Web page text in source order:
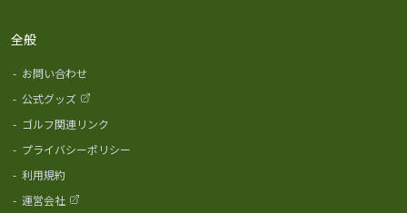
全般
- お問い合わせ
- 公式グッズ
- ゴルフ関連リンク
- プライバシーポリシー
- 利用規約
- 運営会社